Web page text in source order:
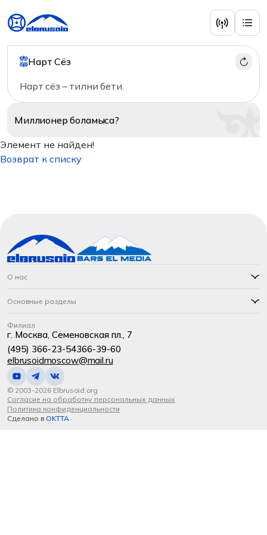
Нарт Сёз
Нарт сёз – тилни бети.
Миллионерболамыса?
Элемент не найден!
Возврат к списку
О нас
Основные разделы
Филиал
г. Москва, Семеновская пл., 7
(495) 366-23-54366-39-60
elbrusoidmoscow@mail.ru
© 2003-2026 Elbrusoid.org
Согласие на обработку персональных данных
Политика конфиденциальности
Сделано в OKTTA